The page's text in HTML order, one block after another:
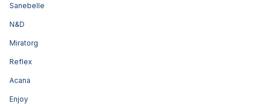
Sanebelle
N&D
Miratorg
Reflex
Acana
Enjoy